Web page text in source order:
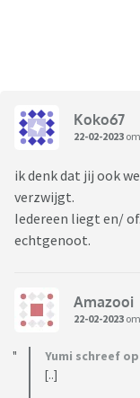
Koko67
22-02-2023
ik denk dat jij ook
verzwijgt.
Iedereen liegt en/
echtgenoot.
Amazooi
22-02-2023
Yumi schreef op
[..]